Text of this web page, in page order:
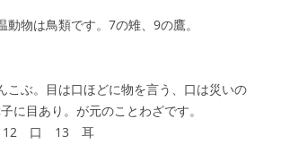
動物は鳥類です。7の雉、9の鷹。
こぶ。目は口ほどに物を言う、口は災いの
に目あり。が元のことわざです。
12 口 13 耳